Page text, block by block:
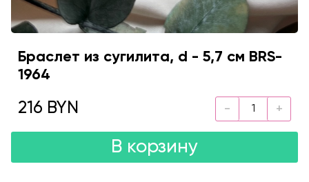
Браслет из сугилита, d - 5,7 см BRS-
1964
216 BYN
В корзину